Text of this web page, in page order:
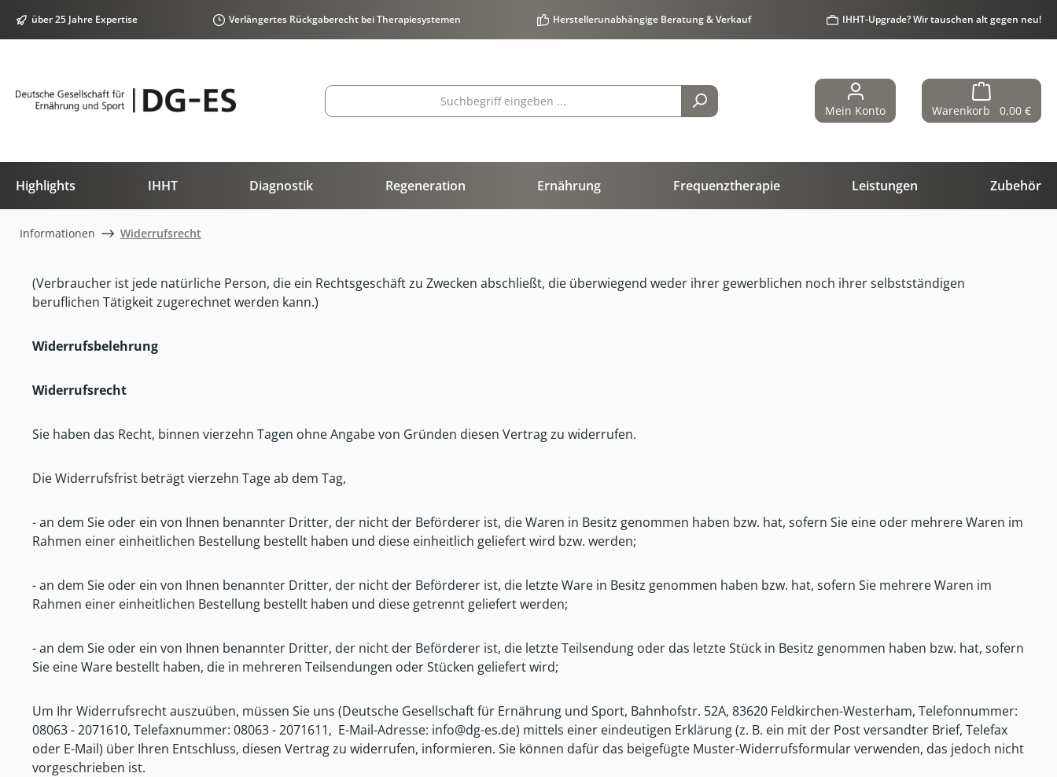
Zur Hauptnavigation springen
über 25 Jahre Expertise Verlängertes Rückgaberecht bei Therapiesystemen Herstellerunabhängige Beratung & Verkauf IHHT-Upgrade? Wir tauschen alt gegen neu!
Mein Konto Warenkorb 0,00 €
Highlights IHHT Diagnostik Regeneration Ernährung Frequenztherapie Leistungen Zubehör
Informationen Widerrufsrecht
(Verbraucher ist jede natürliche Person, die ein Rechtsgeschäft zu Zwecken abschließt, die überwiegend weder ihrer gewerblichen noch ihrer selbstständigen
beruflichen Tätigkeit zugerechnet werden kann.)
Widerrufsbelehrung
Widerrufsrecht
Sie haben das Recht, binnen vierzehn Tagen ohne Angabe von Gründen diesen Vertrag zu widerrufen.
Die Widerrufsfrist beträgt vierzehn Tage ab dem Tag,
- an dem Sie oder ein von Ihnen benannter Dritter, der nicht der Beförderer ist, die Waren in Besitz genommen haben bzw. hat, sofern Sie eine oder mehrere Waren im
Rahmen einer einheitlichen Bestellung bestellt haben und diese einheitlich geliefert wird bzw. werden;
- an dem Sie oder ein von Ihnen benannter Dritter, der nicht der Beförderer ist, die letzte Ware in Besitz genommen haben bzw. hat, sofern Sie mehrere Waren im
Rahmen einer einheitlichen Bestellung bestellt haben und diese getrennt geliefert werden;
- an dem Sie oder ein von Ihnen benannter Dritter, der nicht der Beförderer ist, die letzte Teilsendung oder das letzte Stück in Besitz genommen haben bzw. hat, sofern
Sie eine Ware bestellt haben, die in mehreren Teilsendungen oder Stücken geliefert wird;
Um Ihr Widerrufsrecht auszuüben, müssen Sie uns (Deutsche Gesellschaft für Ernährung und Sport, Bahnhofstr. 52A, 83620 Feldkirchen-Westerham, Telefonnummer:
08063 - 2071610, Telefaxnummer: 08063 - 2071611, E-Mail-Adresse: info@dg-es.de) mittels einer eindeutigen Erklärung (z. B. ein mit der Post versandter Brief, Telefax
oder E-Mail) über Ihren Entschluss, diesen Vertrag zu widerrufen, informieren. Sie können dafür das beigefügte Muster-Widerrufsformular verwenden, das jedoch nicht
vorgeschrieben ist.